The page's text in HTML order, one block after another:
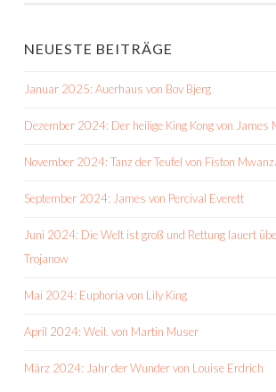
NEUESTE BEITRÄGE
Januar 2025: Auerhaus von Bov Bjerg
Dezember 2024: Der heilige King Kong von James
November 2024: Tanz der Teufel von Fiston
September 2024: James von Percival Everett
Juni 2024: Die Welt ist groß und Rettung lauert
Trojanow
Mai 2024: Euphoria von Lily King
April 2024: Weil. von Martin Muser
März 2024: Jahr der Wunder von Louise Erdrich